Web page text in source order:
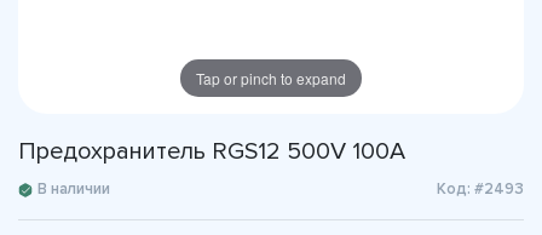
Tap or pinch to expand
Предохранитель RGS12 500V 100A
В наличии Код: #2493